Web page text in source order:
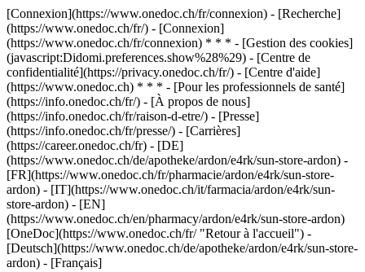
[Connexion](https://www.onedoc.ch/fr/connexion) - [Recherche]
(https://www.onedoc.ch/fr/) - [Connexion]
(https://www.onedoc.ch/fr/connexion) * * * - [Gestion des cookies]
(javascript:Didomi.preferences.show%28%29) - [Centre de
confidentialité](https://privacy.onedoc.ch/fr/) - [Centre d'aide]
(https://www.onedoc.ch) * * * - [Pour les professionnels de santé]
(https://info.onedoc.ch/fr/) - [À propos de nous]
(https://info.onedoc.ch/fr/raison-d-etre/) - [Presse]
(https://info.onedoc.ch/fr/presse/) - [Carrières]
(https://career.onedoc.ch/fr) - [DE]
(https://www.onedoc.ch/de/apotheke/ardon/e4rk/sun-store-ardon) -
[FR](https://www.onedoc.ch/fr/pharmacie/ardon/e4rk/sun-store-
ardon) - [IT](https://www.onedoc.ch/it/farmacia/ardon/e4rk/sun-
store-ardon) - [EN]
(https://www.onedoc.ch/en/pharmacy/ardon/e4rk/sun-store-ardon)
[OneDoc](https://www.onedoc.ch/fr/ "Retour à l'accueil") -
[Deutsch](https://www.onedoc.ch/de/apotheke/ardon/e4rk/sun-store-
ardon) - [Français]